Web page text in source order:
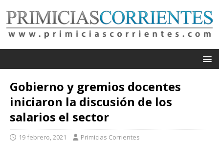
Gobierno y gremios docentes
iniciaron la discusión de los
salarios el sector
19 febrero, 2021 Primicias Corrientes